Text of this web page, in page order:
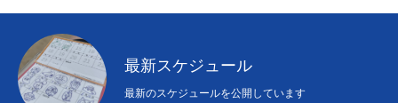
最新スケジュール
最新のスケジュールを公開しています